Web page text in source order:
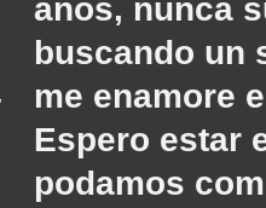
años, nunca
buscando
me enamore
Espero estar
podamos